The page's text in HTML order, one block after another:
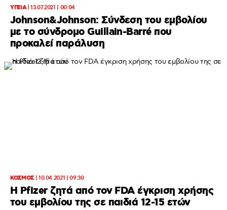
ΥΓΕΙΑ|13.07.2021 | 00:04
Johnson&Johnson: Σύνδεση του εμβολίου
με το σύνδρομο Guillain-Barré που
προκαλεί παράλυση
ΚΟΣΜΟΣ| 10.04.2021 | 09:30
Η Pfizer ζητά από τον FDA έγκριση χρήσης
του εμβολίου της σε παιδιά 12-15 ετών